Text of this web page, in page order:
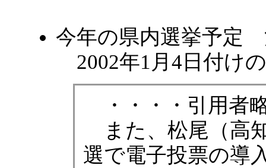
今年の県内選挙予定
2002年1月4日付け
・・・・引用者
また、松尾（高
選で電子投票の導